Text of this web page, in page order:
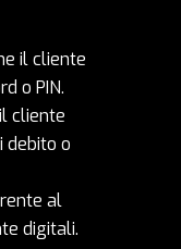
il cliente
o PIN.
cliente
debito o
al
digitali.